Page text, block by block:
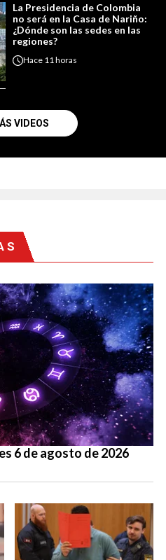
La Presidencia de Colombia
no será en la Casa de Nariño:
¿Dónde son las sedes en las
regiones?
Hace 11 horas
VIDEOS
6 de agosto de 2026